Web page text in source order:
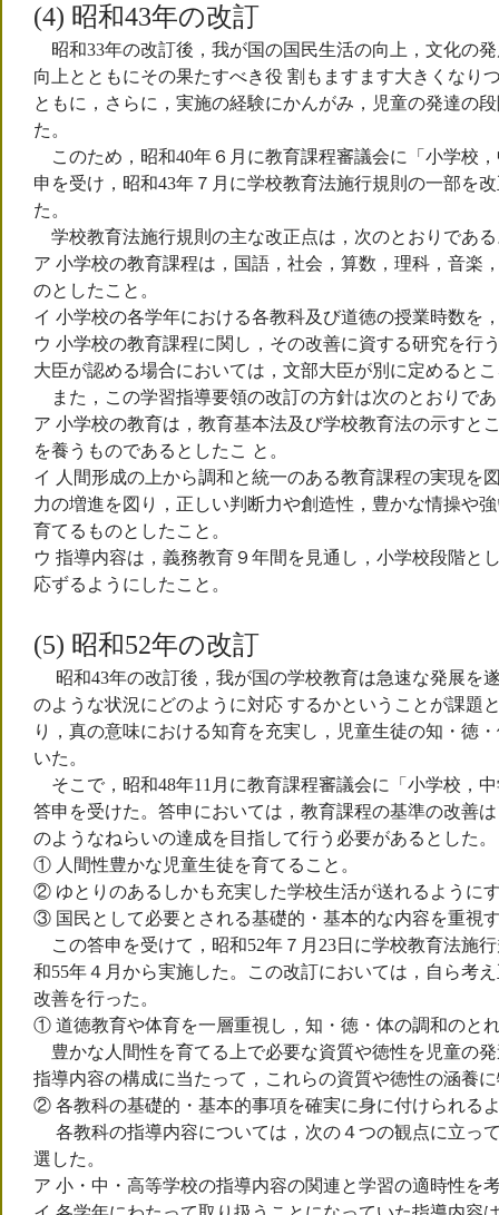
(4) 昭和43年の改訂
昭和33年の改訂後，我が国の国民生活の向上，文化の
向上とともにその果たすべき役 割もますます大きくなり
ともに，さらに，実施の経験にかんがみ，児童の発達の
た。
このため，昭和40年６月に教育課程審議会に「小学校
申を受け，昭和43年７月に学校教育法施行規則の一部を
た。
学校教育法施行規則の主な改正点は，次のとおりであ
ア 小学校の教育課程は，国語，社会，算数，理科，音楽
のとしたこと。
イ 小学校の各学年における各教科及び道徳の授業時数を
ウ 小学校の教育課程に関し，その改善に資する研究を行
大臣が認める場合においては，文部大臣が別に定めると
また，この学習指導要領の改訂の方針は次のとおりで
ア 小学校の教育は，教育基本法及び学校教育法の示すと
を養うものであるとしたこ と。
イ 人間形成の上から調和と統一のある教育課程の実現を
力の増進を図り，正しい判断力や創造性，豊かな情操や
育てるものとしたこと。
ウ 指導内容は，義務教育９年間を見通し，小学校段階と
応ずるようにしたこと。
(5) 昭和52年の改訂
昭和43年の改訂後，我が国の学校教育は急速な発展を
のような状況にどのように対応 するかということが課題
り，真の意味における知育を充実し，児童生徒の知・徳
いた。
そこで，昭和48年11月に教育課程審議会に「小学校，
答申を受けた。答申においては，教育課程の基準の改善
のようなねらいの達成を目指して行う必要があるとした。
① 人間性豊かな児童生徒を育てること。
② ゆとりのあるしかも充実した学校生活が送れるように
③ 国民として必要とされる基礎的・基本的な内容を重視
この答申を受けて，昭和52年７月23日に学校教育法施
和55年４月から実施した。この改訂においては，自ら考
改善を行った。
① 道徳教育や体育を一層重視し，知・徳・体の調和のと
豊かな人間性を育てる上で必要な資質や徳性を児童の
指導内容の構成に当たって，これらの資質や徳性の涵養
② 各教科の基礎的・基本的事項を確実に身に付けられる
各教科の指導内容については，次の４つの観点に立っ
選した。
ア 小・中・高等学校の指導内容の関連と学習の適時性を